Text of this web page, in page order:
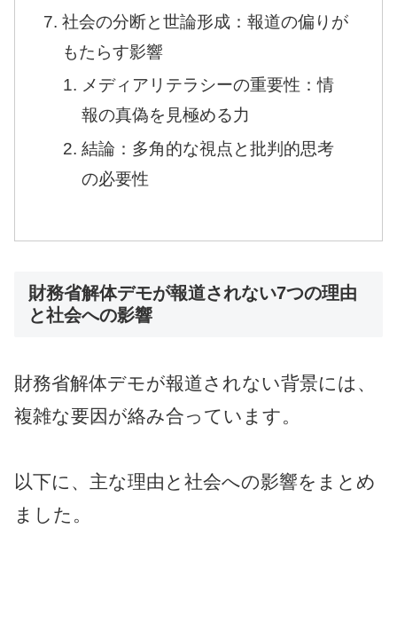
社会の分断と世論形成：報道の偏りが
もたらす影響
メディアリテラシーの重要性：情
報の真偽を見極める力
結論：多角的な視点と批判的思考
の必要性
財務省解体デモが報道されない7つの理由
と社会への影響
財務省解体デモが報道されない背景には、
複雑な要因が絡み合っています。
以下に、主な理由と社会への影響をまとめ
ました。